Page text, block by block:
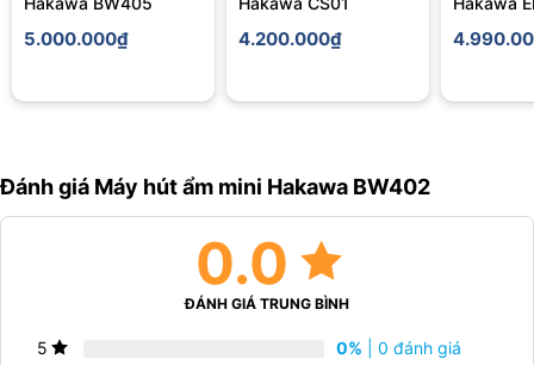
7. Liên hệ mua hàng chính hãng
website hakawa
showroom Hakawagần nhất để trải
5.000.000₫ 4.200.000₫
Đánh giá Máy hút ẩm mini Hakawa BW402
0.0
ĐÁNH GIÁ TRUNG BÌNH
5 0% | 0 đánh giá